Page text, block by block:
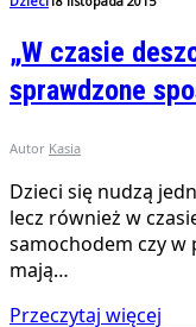
„W czasie
sprawdzone
Autor Kasia
Dzieci się nudzą
lecz również w
samochodem czy w
mają…
Przeczytaj więcej